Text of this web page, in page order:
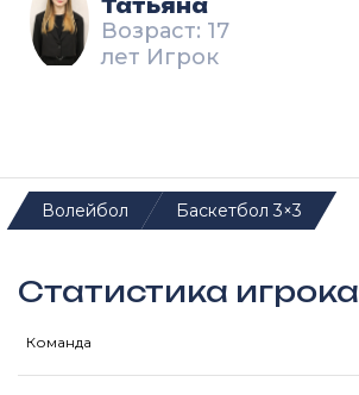
Татьяна
Возраст: 17
лет Игрок
Волейбол Баскетбол 3×3
Статистика игрока
Команда